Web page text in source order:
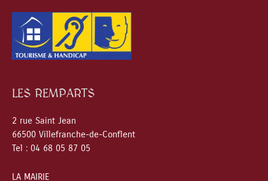
LES REMPARTS
2 rue Saint Jean
66500 Villefranche-de-Conflent
Tel : 04 68 05 87 05
LA MAIRIE